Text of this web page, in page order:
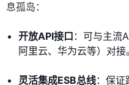
息孤岛：
开放API接口 ：可与主流
阿里云、华为云等）对接。
灵活集成ESB总线：保证